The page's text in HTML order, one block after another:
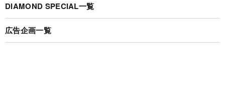
DIAMOND SPECIAL一覧
広告企画一覧